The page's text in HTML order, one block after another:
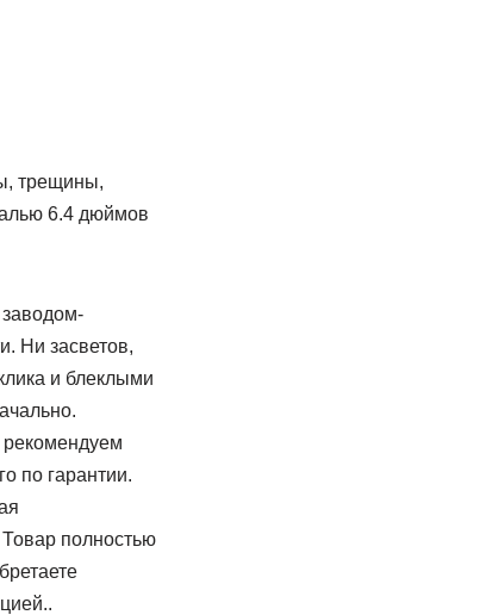
трещины,
6.4 дюймов
Ни засветов,
и блеклыми
рекомендуем
по гарантии.
полностью